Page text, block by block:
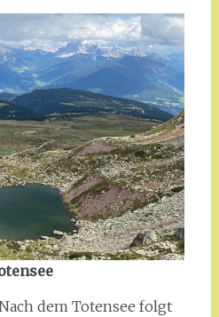
dem Totensee folgt